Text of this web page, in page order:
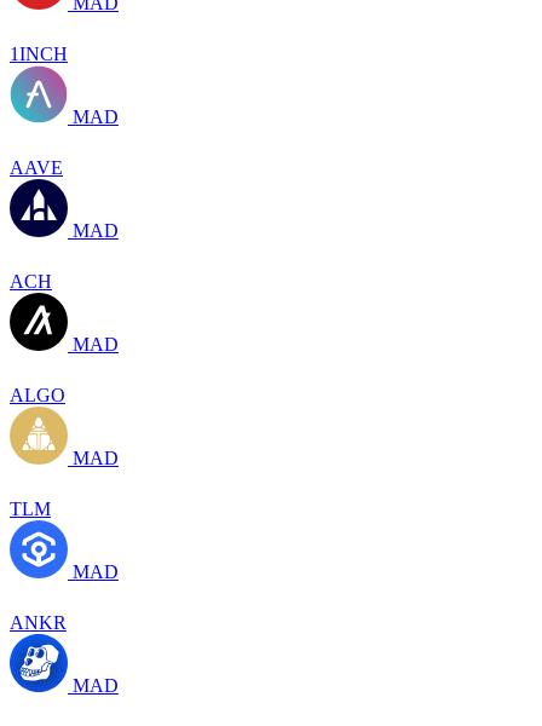
1INCH
MAD
AAVE
MAD
ACH
MAD
ALGO
MAD
TLM
MAD
ANKR
MAD